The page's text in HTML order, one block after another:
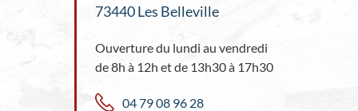
73440 Les Belleville
Ouverture du lundi au vendredi
de 8h à 12h et de 13h30 à 17h30
04 79 08 96 28